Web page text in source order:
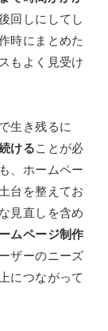
回しにしてし
時にまとめた
もよく見受け
生き残るに
けることが必
、ホームペー
台を整えてお
見直しを含め
ムページ制作
ザーのニーズ
につながって